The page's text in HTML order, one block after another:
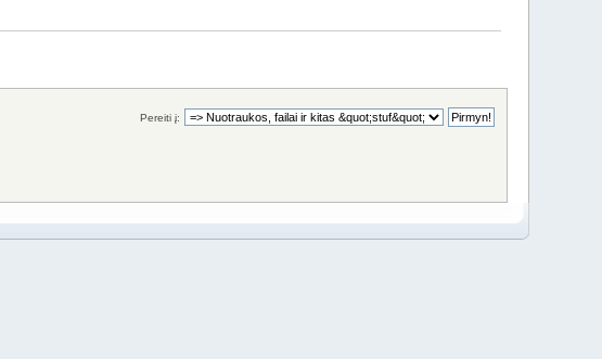
Pereiti į: